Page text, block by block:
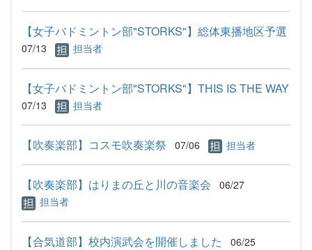
【女子バドミントン部"STORKS"】総体東播地区予選
07/13 担当者
【女子バドミントン部"STORKS"】THIS IS THE WAY
07/13 担当者
【吹奏楽部】コスモ吹奏楽祭 07/06 担当者
【吹奏楽部】はりまの丘と川の音楽会
06/27
担当者
【合気道部】校内演武会を開催しました
06/25